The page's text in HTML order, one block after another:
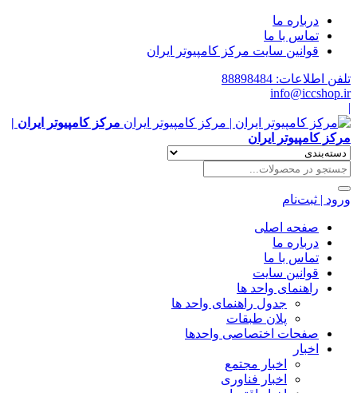
درباره ما
تماس با ما
قوانین سایت مرکز کامپیوتر ایران
تلفن اطلاعات: 88898484
info@iccshop.ir
|
مرکز کامپیوتر ایران |
مرکز کامپیوتر ایران
ورود | ثبت‌نام
صفحه اصلی
درباره ما
تماس با ما
قوانین سایت
راهنمای واحد ها
جدول راهنمای واحد ها
پلان طبقات
صفحات اختصاصی واحدها
اخبار
اخبار مجتمع
اخبار فناوری